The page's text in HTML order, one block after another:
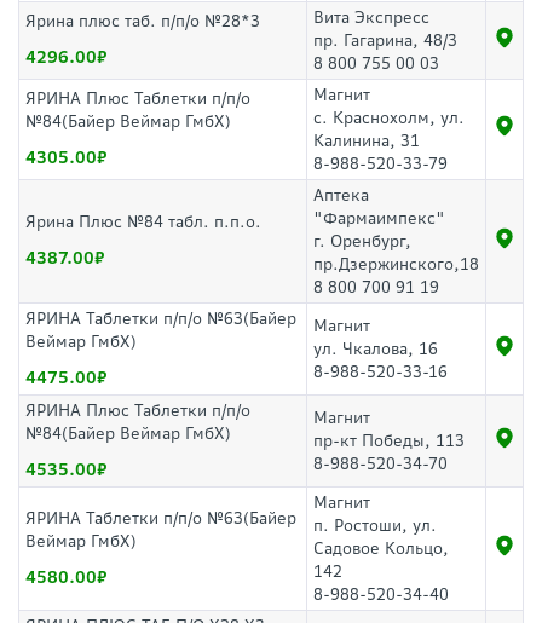
Ярина плюс таб. п/п/о №28*3
4296.00
Вита Экспресс
пр. Гагарина, 48/3
8 800 755 00 03
ЯРИНА Плюс Таблетки п/п/о
№84(Байер Веймар ГмбХ)
4305.00
Магнит
с. Краснохолм, ул.
Калинина, 31
8-988-520-33-79
Ярина Плюс №84 табл. п.п.о.
4387.00
Аптека
"Фармаимпекс"
г. Оренбург,
пр.Дзержинского,18
8 800 700 91 19
ЯРИНА Таблетки п/п/о №63(Байер
Веймар ГмбХ)
4475.00
Магнит
ул. Чкалова, 16
8-988-520-33-16
ЯРИНА Плюс Таблетки п/п/о
№84(Байер Веймар ГмбХ)
4535.00
Магнит
пр-кт Победы, 113
8-988-520-34-70
ЯРИНА Таблетки п/п/о №63(Байер
Веймар ГмбХ)
4580.00
Магнит
п. Ростоши, ул.
Садовое Кольцо,
142
8-988-520-34-40